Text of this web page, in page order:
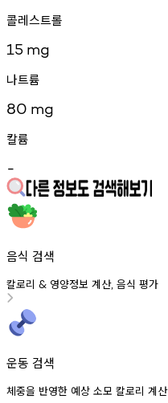
콜레스트롤
15 mg
나트륨
80 mg
칼륨
-
음식 검색
칼로리 & 영양정보 계산, 음식 평가
운동 검색
체중을 반영한 예상 소모 칼로리 계산